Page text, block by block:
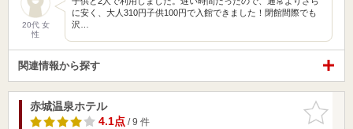
20代 女
性
に安く、大人310円子供100円で入館できました！閉館間際でも
沢…
関連情報から探す
お気に入
りに追加
赤城温泉ホテル
4.1点/ 9 件